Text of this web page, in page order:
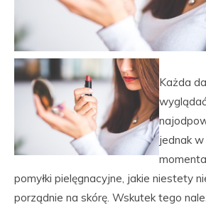
Każda
jednak
pomyłki pielęgnacyjne, jakie niestety
porządnie na skórę. Wskutek tego